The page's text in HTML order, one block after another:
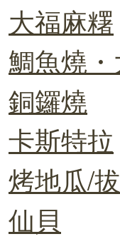
大福麻糬
鯛魚燒
銅鑼燒
卡斯特拉
烤地瓜/
仙貝